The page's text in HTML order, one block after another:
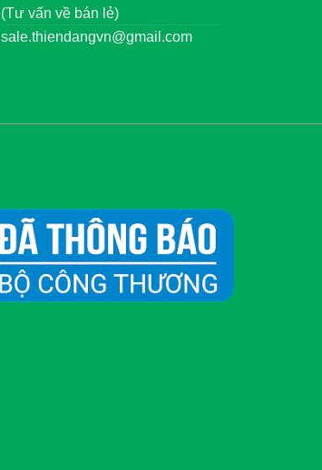
(Tư vấn về bán lẻ)
sale.thiendangvn@gmail.com